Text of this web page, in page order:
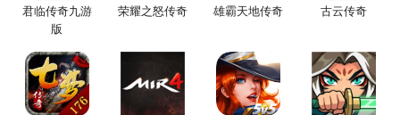
君临传奇九游
版
荣耀之怒传奇 雄霸天地传奇 古云传奇